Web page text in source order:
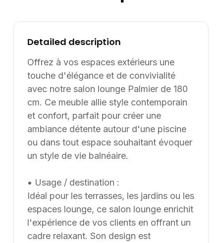
modèles présentés au catalogue sont adaptables sur
finitions et de coloris, selon les besoins du client. Nous
pouvons également développer des solutions sur
mesure à partir d’une feuille blanche, chaque projet
pouvant être conçu et ajusté selon les contraintes et
les usages spécifiques.
Detailed description
Offrez à vos espaces extérieurs une
touche d'élégance et de convivialité
avec notre salon lounge Palmier de 180
cm. Ce meuble allie style contemporain
et confort, parfait pour créer une
ambiance détente autour d'une piscine
ou dans tout espace souhaitant évoquer
un style de vie balnéaire.
• Usage / destination :
Idéal pour les terrasses, les jardins ou les
espaces lounge, ce salon lounge enrichit
l'expérience de vos clients en offrant un
cadre relaxant. Son design est